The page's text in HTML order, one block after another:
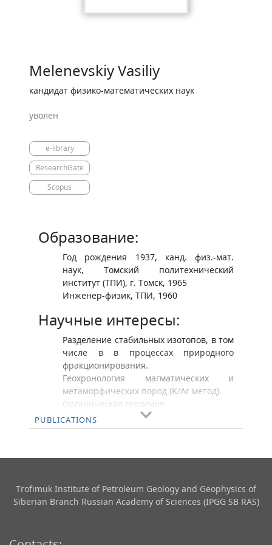
Melenevskiy Vasiliy
кандидат физико-математических наук
уволен
e-library
ResearchGate
Scopus
​​Образование:
Год рождения 1937, канд. физ.-мат.
наук, Томский политехнический
институт (ТПИ), г. Томск, 1965
Инженер-физик, ТПИ, 1960
Научные интересы:
Разделение стабильных изотопов, в том
числе в в процессах природного
фракционирования.
Геохронология магматических и
метаморфических пород (K/Ar метод).
Органическая геохимия.
Моделирование (экспериментальное)
катагенеза органического вещества.
PUBLICATIONS
Trofimuk Institute of Petroleum Geology and Geophysics​ of
Siberian Branch Russian Academy of Sciences (IPGG SB RAS)